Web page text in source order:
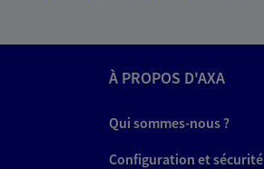
À PROPOS D'AXA
Qui sommes-nous ?
Configuration et sécurité